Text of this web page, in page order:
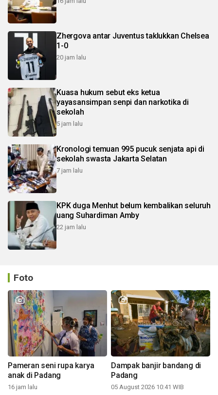
Zhergova antar Juventus taklukkan Chelsea
1-0
20 jam lalu
Kuasa hukum sebut eks ketua
yayasansimpan senpi dan narkotika di
sekolah
5 jam lalu
Kronologi temuan 995 pucuk senjata api di
sekolah swasta Jakarta Selatan
7 jam lalu
KPK duga Menhut belum kembalikan seluruh
uang Suhardiman Amby
22 jam lalu
Foto
Pameran seni rupa karya
anak di Padang
16 jam lalu
Dampak banjir bandang di
Padang
05 August 2026 10:41 WIB